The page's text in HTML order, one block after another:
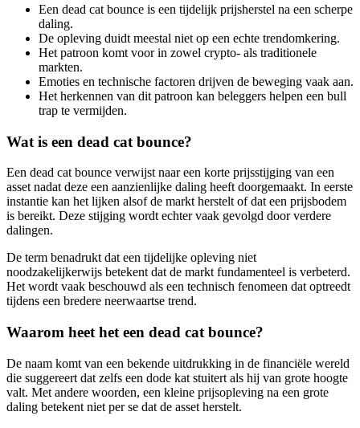
Een dead cat bounce is een tijdelijk prijsherstel na een scherpe
daling.
De opleving duidt meestal niet op een echte trendomkering.
Het patroon komt voor in zowel crypto- als traditionele
markten.
Emoties en technische factoren drijven de beweging vaak aan.
Het herkennen van dit patroon kan beleggers helpen een bull
trap te vermijden.
Wat is een dead cat bounce?
Een dead cat bounce verwijst naar een korte prijsstijging van een
asset nadat deze een aanzienlijke daling heeft doorgemaakt. In eerste
instantie kan het lijken alsof de markt herstelt of dat een prijsbodem
is bereikt. Deze stijging wordt echter vaak gevolgd door verdere
dalingen.
De term benadrukt dat een tijdelijke opleving niet
noodzakelijkerwijs betekent dat de markt fundamenteel is verbeterd.
Het wordt vaak beschouwd als een technisch fenomeen dat optreedt
tijdens een bredere neerwaartse trend.
Waarom heet het een dead cat bounce?
De naam komt van een bekende uitdrukking in de financiële wereld
die suggereert dat zelfs een dode kat stuitert als hij van grote hoogte
valt. Met andere woorden, een kleine prijsopleving na een grote
daling betekent niet per se dat de asset herstelt.